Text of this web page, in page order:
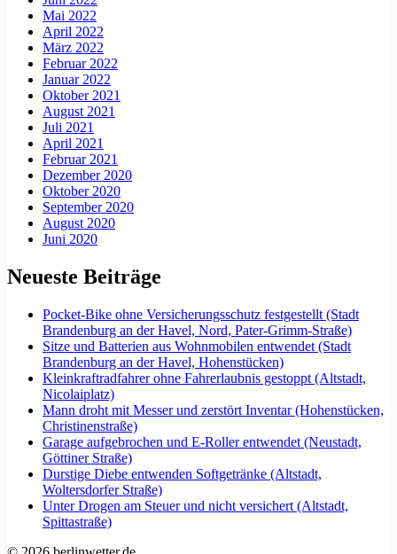
Mai 2022
April 2022
März 2022
Februar 2022
Januar 2022
Oktober 2021
August 2021
Juli 2021
April 2021
Februar 2021
Dezember 2020
Oktober 2020
September 2020
August 2020
Juni 2020
Neueste Beiträge
Pocket-Bike ohne Versicherungsschutz festgestellt (Stadt
Brandenburg an der Havel, Nord, Pater-Grimm-Straße)
Sitze und Batterien aus Wohnmobilen entwendet (Stadt
Brandenburg an der Havel, Hohenstücken)
Kleinkraftradfahrer ohne Fahrerlaubnis gestoppt (Altstadt,
Nicolaiplatz)
Mann droht mit Messer und zerstört Inventar (Hohenstücken,
Christinenstraße)
Garage aufgebrochen und E-Roller entwendet (Neustadt,
Göttiner Straße)
Durstige Diebe entwenden Softgetränke (Altstadt,
Woltersdorfer Straße)
Unter Drogen am Steuer und nicht versichert (Altstadt,
Spittastraße)